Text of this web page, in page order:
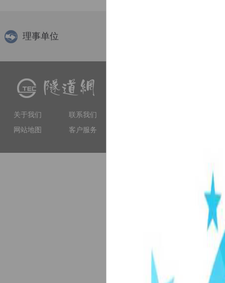
理事单位
关于我们
联系我们
网站地图
客户服务
备案序号：